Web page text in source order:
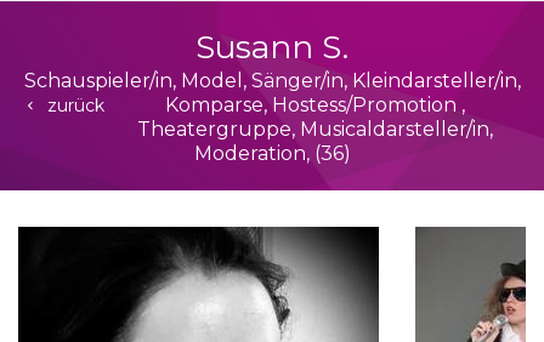
Susann S.
zurück
Schauspieler/in, Model, Sänger/in, Kleindarsteller/in,
Komparse, Hostess/Promotion ,
Theatergruppe, Musicaldarsteller/in,
Moderation, (36)